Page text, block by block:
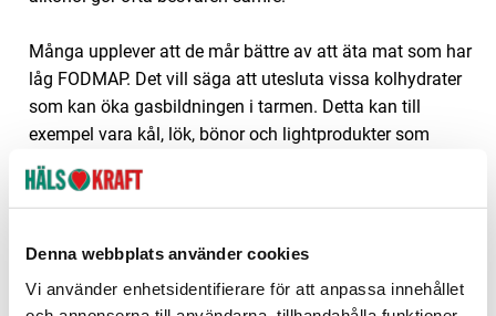
Denna webbplats använder cookies
Vi använder enhetsidentifierare för att anpassa innehållet
Många upplever att de mår bättre av att äta mat som har
låg FODMAP. Det vill säga att utesluta vissa kolhydrater
som kan öka gasbildningen i tarmen. Detta kan till
exempel vara kål, lök, bönor och lightprodukter som
innehåller sötningsmedel.
och psylliumfrön lindrar ofta besvären. Speciellt om du
också ställa till det, så man får prova sig fram lite tills att